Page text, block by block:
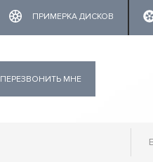
ПРИМЕРКА ДИСКОВ
ПЕРЕЗВОНИТЬ МНЕ